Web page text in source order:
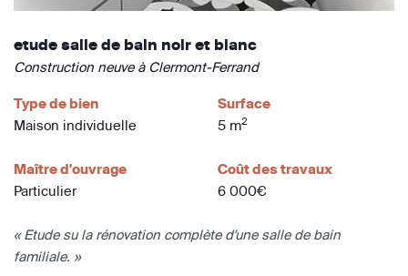
etude salle de bain noir et blanc
Construction neuve à Clermont-Ferrand
Type de bien
Maison individuelle
Surface
5 m2
Maître d'ouvrage
Particulier
Coût des travaux
6 000€
« Etude su la rénovation complète d'une salle de bain
familiale. »